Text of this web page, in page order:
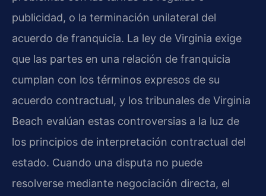
publicidad, o la terminación unilateral del
acuerdo de franquicia. La ley de Virginia exige
que las partes en una relación de franquicia
cumplan con los términos expresos de su
acuerdo contractual, y los tribunales de Virginia
Beach evalúan estas controversias a la luz de
los principios de interpretación contractual del
estado. Cuando una disputa no puede
resolverse mediante negociación directa, el